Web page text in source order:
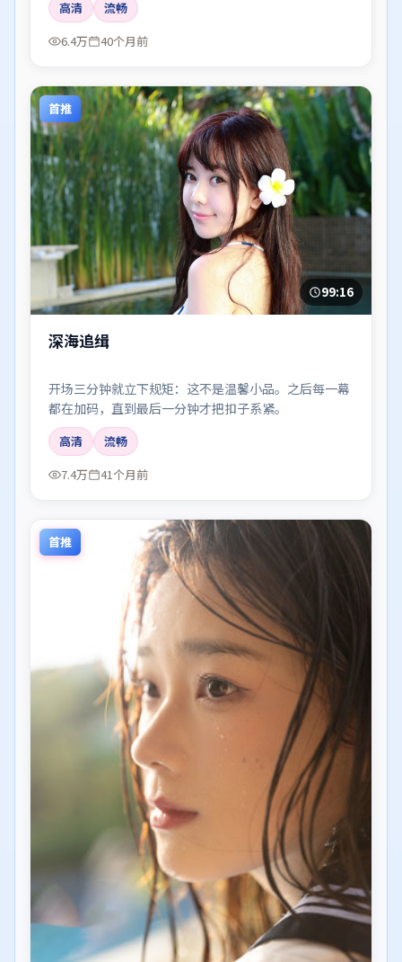
高清
流畅
6.4万
40个月前
首推
99:16
深海追缉
开场三分钟就立下规矩：这不是温馨小品。之后每一幕
都在加码，直到最后一分钟才把扣子系紧。
高清
流畅
7.4万
41个月前
首推